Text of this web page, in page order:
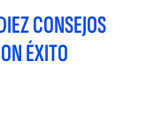
CONSEJOS
ÉXITO